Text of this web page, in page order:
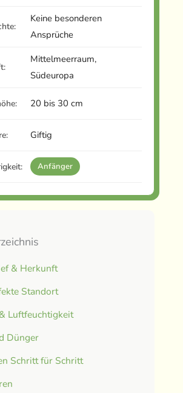
Keine besonderen
Ansprüche
Mittelmeerraum,
Südeuropa
20 bis 30 cm
Giftig
Anfänger
& Herkunft
Standort
Luftfeuchtigkeit
Dünger
Schritt für Schritt